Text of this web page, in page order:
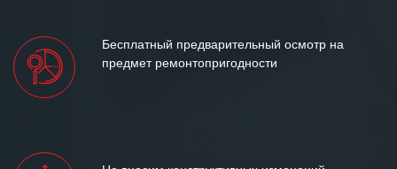
Бесплатный предварительный осмотр на
предмет ремонтопригодности